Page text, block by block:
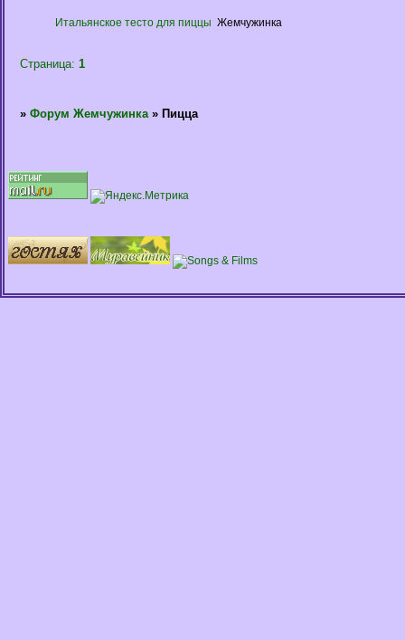
Итальянское тесто для пиццы Жемчужинка
Страница: 1
» Форум Жемчужинка » Пицца